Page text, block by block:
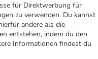
für Direktwerbung für
zu verwenden. Du kannst
andere als die
entstehen, indem du den
Informationen findest du